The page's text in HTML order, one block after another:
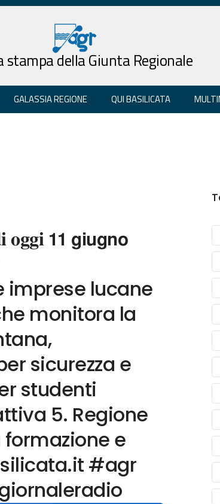
stampa della Giunta Regionale
GALASSIA REGIONE QUI BASILICATA
𝐨𝐠𝐠𝐢 𝟭𝟭 𝗴𝗶𝘂𝗴𝗻𝗼
imprese lucane
monitora la
sicurezza e
studenti
5. Regione
e
#agr